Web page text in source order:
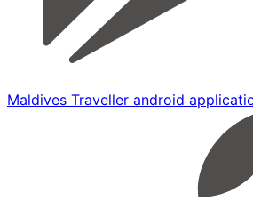
Maldives Traveller android